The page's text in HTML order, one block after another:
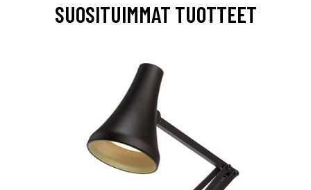
SUOSITUIMMAT TUOTTEET